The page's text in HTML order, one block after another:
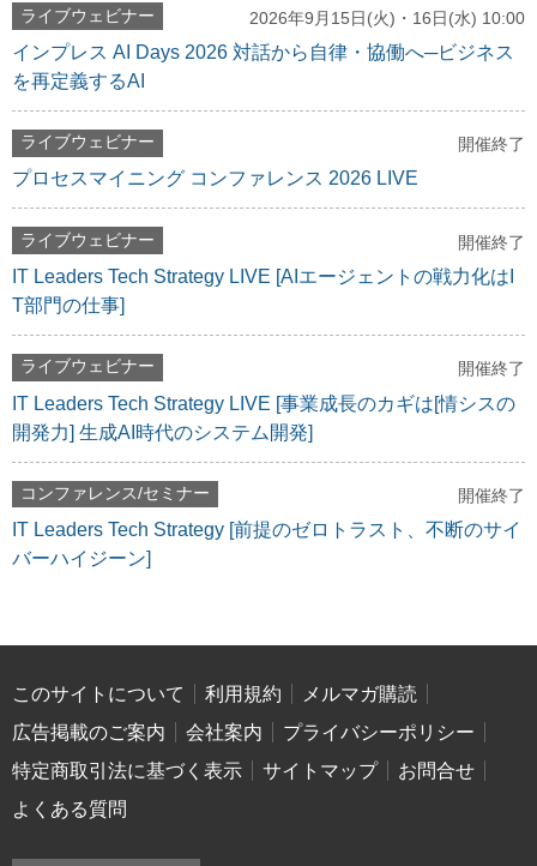
ライブウェビナー 2026年9月15日(火)・16日(水) 10:00
インプレス AI Days 2026 対話から自律・協働へ─ビジネス
を再定義するAI
ライブウェビナー 開催終了
プロセスマイニング コンファレンス 2026 LIVE
ライブウェビナー 開催終了
IT Leaders Tech Strategy LIVE [AIエージェントの戦力化はI
T部門の仕事]
ライブウェビナー 開催終了
IT Leaders Tech Strategy LIVE [事業成長のカギは[情シスの
開発力] 生成AI時代のシステム開発]
コンファレンス/セミナー 開催終了
IT Leaders Tech Strategy [前提のゼロトラスト、不断のサイ
バーハイジーン]
このサイトについて 利用規約
メルマガ購読
広告掲載のご案内
会社案内
プライバシーポリシー
特定商取引法に基づく表示
サイトマップ
お問合せ
よくある質問